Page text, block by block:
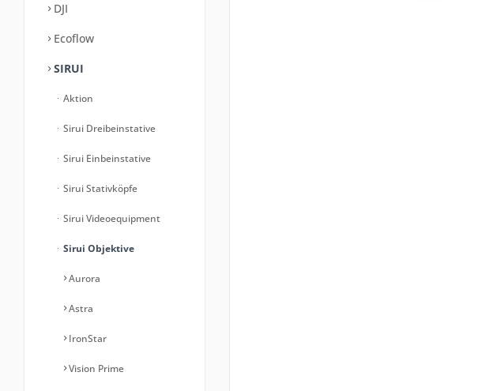
DJI
Ecoflow
SIRUI
Aktion
Sirui Dreibeinstative
Sirui Einbeinstative
Sirui Stativköpfe
Sirui Videoequipment
Sirui Objektive
Aurora
Astra
IronStar
Vision Prime